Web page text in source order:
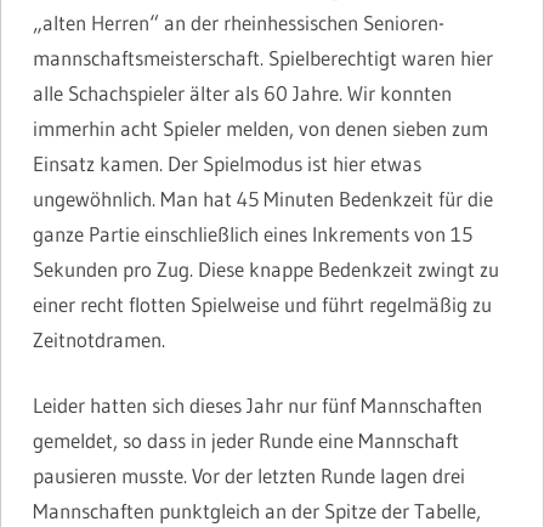
„alten Herren“ an der rheinhessischen Senioren-
mannschaftsmeisterschaft. Spielberechtigt waren hier
alle Schachspieler älter als 60 Jahre. Wir konnten
immerhin acht Spieler melden, von denen sieben zum
Einsatz kamen. Der Spielmodus ist hier etwas
ungewöhnlich. Man hat 45 Minuten Bedenkzeit für die
ganze Partie einschließlich eines Inkrements von 15
Sekunden pro Zug. Diese knappe Bedenkzeit zwingt zu
einer recht flotten Spielweise und führt regelmäßig zu
Zeitnotdramen.
Leider hatten sich dieses Jahr nur fünf Mannschaften
gemeldet, so dass in jeder Runde eine Mannschaft
pausieren musste. Vor der letzten Runde lagen drei
Mannschaften punktgleich an der Spitze der Tabelle,